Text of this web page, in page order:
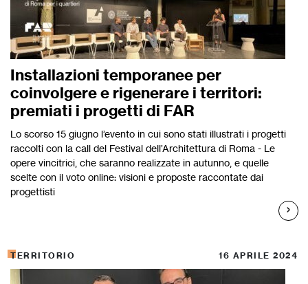
Installazioni temporanee per
coinvolgere e rigenerare i territori:
premiati i progetti di FAR
Lo scorso 15 giugno l’evento in cui sono stati illustrati i progetti
raccolti con la call del Festival dell’Architettura di Roma - Le
opere vincitrici, che saranno realizzate in autunno, e quelle
scelte con il voto online: visioni e proposte raccontate dai
progettisti
TERRITORIO 16 APRILE 2024